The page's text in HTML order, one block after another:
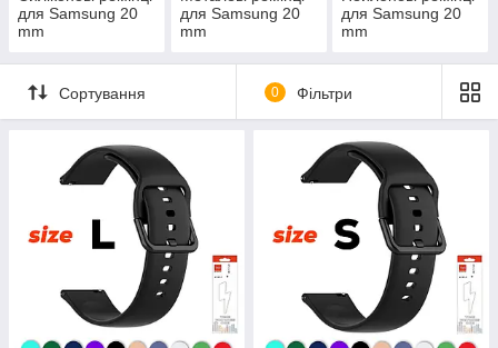
для Samsung 20
mm
для Samsung 20
mm
для Samsung 20
mm
Сортування 0 Фільтри